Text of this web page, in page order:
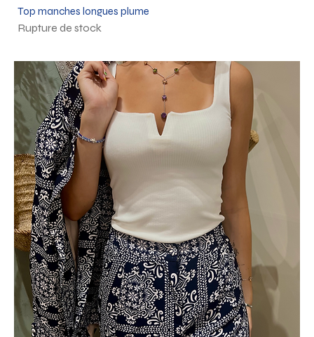
Top manches longues plume
Rupture de stock